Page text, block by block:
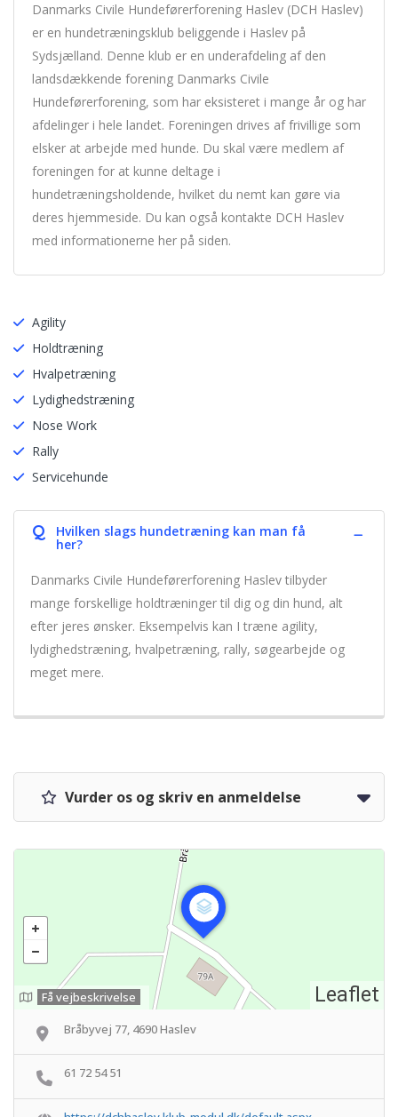
Danmarks Civile Hundeførerforening Haslev (DCH Haslev)
er en hundetræningsklub beliggende i Haslev på
Sydsjælland. Denne klub er en underafdeling af den
landsdækkende forening Danmarks Civile
Hundeførerforening, som har eksisteret i mange år og har
afdelinger i hele landet. Foreningen drives af frivillige som
elsker at arbejde med hunde. Du skal være medlem af
foreningen for at kunne deltage i
hundetræningsholdende, hvilket du nemt kan gøre via
deres hjemmeside. Du kan også kontakte DCH Haslev
med informationerne her på siden.
Agility
Holdtræning
Hvalpetræning
Lydighedstræning
Nose Work
Rally
Servicehunde
Q Hvilken slags hundetræning kan man få
her?
Danmarks Civile Hundeførerforening Haslev tilbyder
mange forskellige holdtræninger til dig og din hund, alt
efter jeres ønsker. Eksempelvis kan I træne agility,
lydighedstræning, hvalpetræning, rally, søgearbejde og
meget mere.
Vurder os og skriv en anmeldelse
Leaflet
Få vejbeskrivelse
Bråbyvej 77, 4690 Haslev
61 72 54 51